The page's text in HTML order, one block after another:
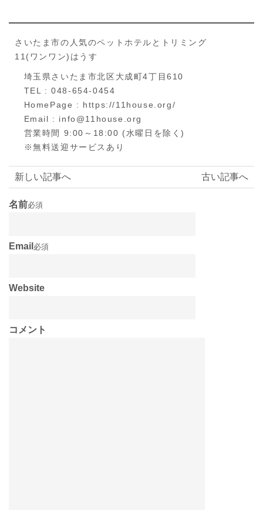
さいたま市の人気のペットホテルとトリミング
11(ワンワン)はうす
埼玉県さいたま市北区大成町4丁目610
TEL : 048-654-0454
HomePage : https://11house.org/
Email : info@11house.org
営業時間 9:00～18:00 (水曜日を除く)
※無料送迎サービスあり
古い記事へ
新しい記事へ
名前必須
Email 必須
Website
コメント